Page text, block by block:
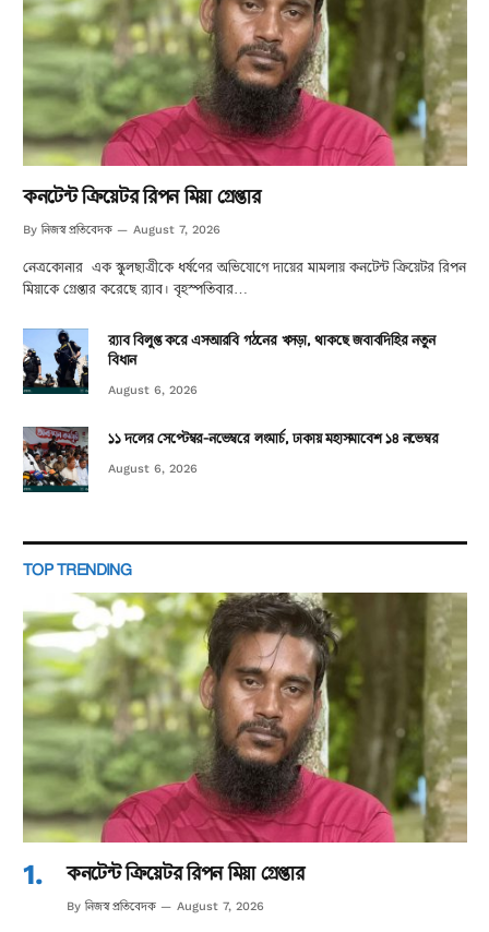
কনটেন্ট ক্রিয়েটর রিপন মিয়া গ্রেপ্তার
By নিজস্ব প্রতিবেদক August 7, 2026
নেত্রকোনার এক স্কুলছাত্রীকে ধর্ষণের অভিযোগে দায়ের মামলায় কনটেন্ট ক্রিয়েটর রিপন
মিয়াকে গ্রেপ্তার করেছে র‍্যাব। বৃহস্পতিবার…
র‌্যাব বিলুপ্ত করে এসআরবি গঠনের খসড়া, থাকছে জবাবদিহির নতুন
বিধান
August 6, 2026
১১ দলের সেপ্টেম্বর-নভেম্বরে লংমার্চ, ঢাকায় মহাসমাবেশ ১৪ নভেম্বর
August 6, 2026
TOP TRENDING
কনটেন্ট ক্রিয়েটর রিপন মিয়া গ্রেপ্তার
By নিজস্ব প্রতিবেদক August 7, 2026